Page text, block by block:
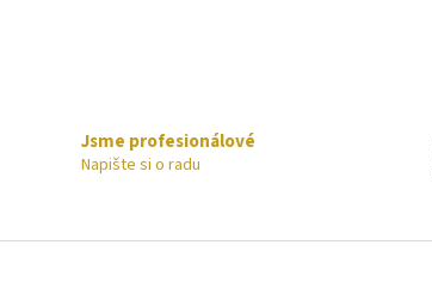
v
k
y
p
Jsme profesionálové
Napište si o radu